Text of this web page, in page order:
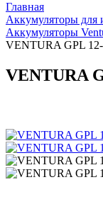
Главная
Аккумуляторы для
Аккумуляторы
VENTURA GPL
VENTURA